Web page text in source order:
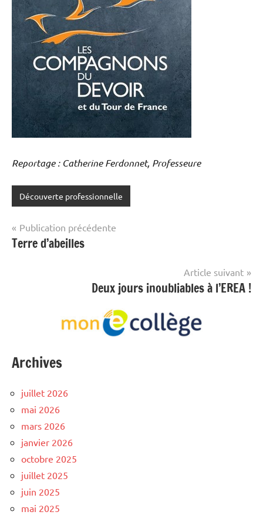
Reportage : Catherine Ferdonnet, Professeure
Découverte professionnelle
Navigation
de
Publication précédente
Terre d’abeilles
Article suivant
Deux jours inoubliables à l’EREA !
Archives
juillet 2026
mai 2026
mars 2026
janvier 2026
octobre 2025
juillet 2025
juin 2025
mai 2025